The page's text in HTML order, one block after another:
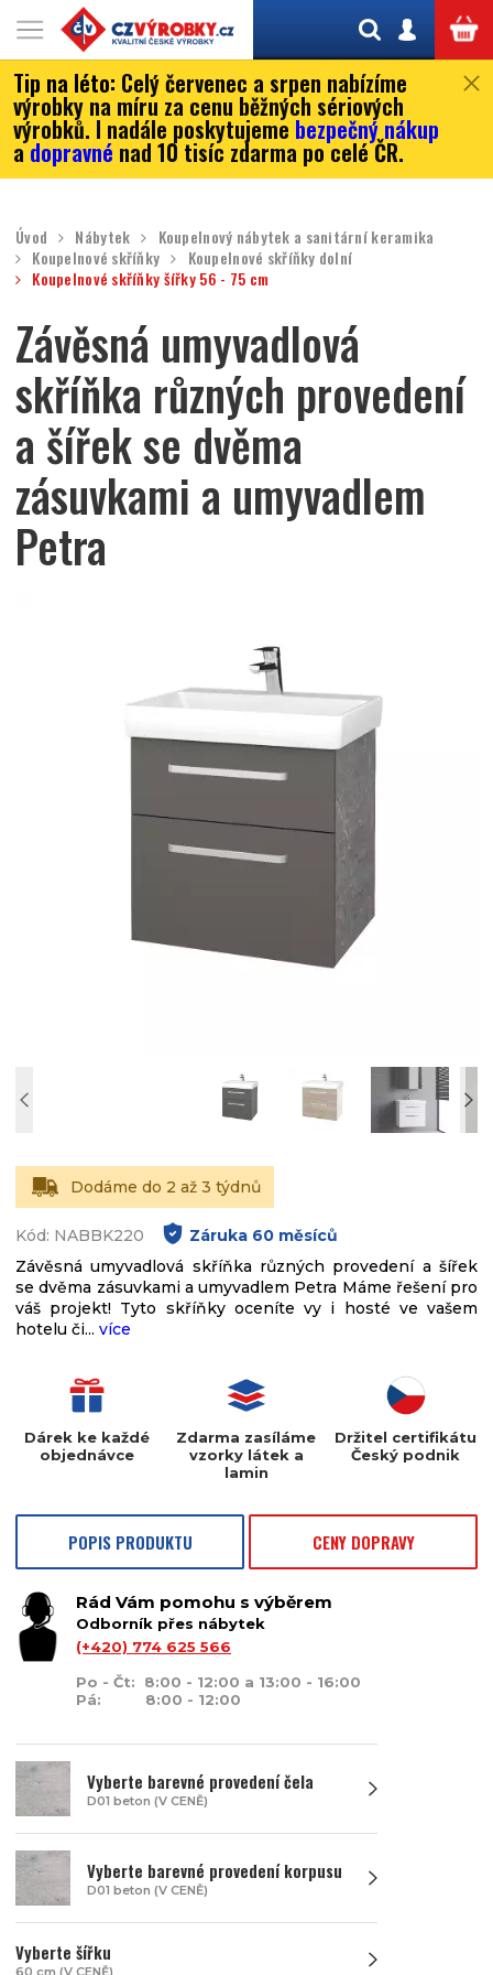
Tip na léto: Celý červenec a srpen nabízíme
výrobky na míru za cenu běžných sériových
výrobků. I nadále poskytujeme bezpečný nákup
adopravné nad 10 tisíc zdarma po celé ČR.
Úvod Nábytek
Koupelnový nábytek a sanitární keramika
Koupelnové skříňky
Koupelnové skříňky dolní
Koupelnové skříňky šířky 56 - 75 cm
Závěsná umyvadlová
skříňka různých provedení
a šířek se dvěma
zásuvkami a umyvadlem
Petra
Dodáme do 2 až 3 týdnů
Kód: NABBK220 Záruka 60 měsíců
Závěsná umyvadlová skříňka různých provedení a šířek
se dvěma zásuvkami a umyvadlem Petra Máme řešení pro
váš projekt! Tyto skříňky oceníte vy i hosté ve vašem
hotelu či... více
Dárek ke každé
objednávce
Zdarma zasíláme
vzorky látek a
lamin
Držitel certifikátu
Český podnik
POPIS PRODUKTU CENY DOPRAVY
Rád Vám pomohu s výběrem
Odborník přes nábytek
(+420) 774 625 566
Po - Čt: 8:00 - 12:00 a 13:00 - 16:00
Pá: 8:00 - 12:00
Vyberte barevné provedení čela
D01 beton (V CENĚ)
Vyberte barevné provedení korpusu
D01 beton (V CENĚ)
Vyberte šířku
60 cm (V CENĚ)